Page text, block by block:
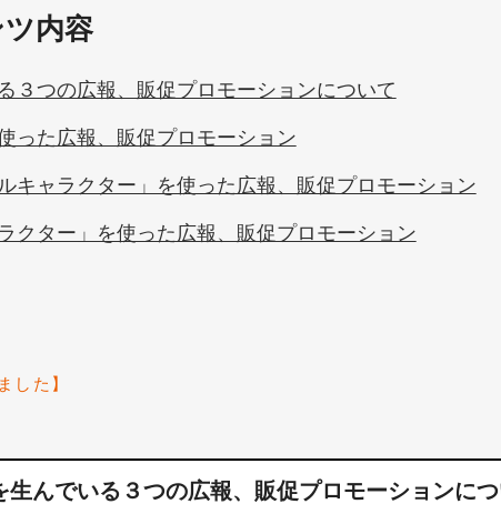
内容
３つの広報、販促プロモーションについて
った広報、販促プロモーション
キャラクター」を使った広報、販促プロモーション
クター」を使った広報、販促プロモーション
した】
生んでいる３つの広報、販促プロモーションに